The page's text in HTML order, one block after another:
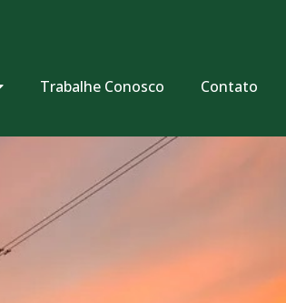
Trabalhe Conosco Contato